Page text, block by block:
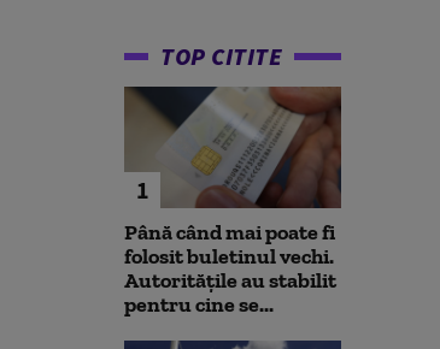
TOP CITITE
1
Până când mai poate fi
folosit buletinul vechi.
Autoritățile au stabilit
pentru cine se...